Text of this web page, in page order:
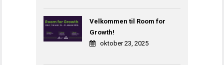
Velkommen til Room for
Growth!
oktober 23, 2025